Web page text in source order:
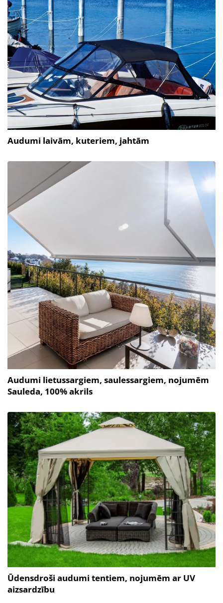
Audumi laivām, kuteriem, jahtām
Audumi lietussargiem, saulessargiem, nojumēm
Sauleda, 100% akrils
Ūdensdroši audumi tentiem, nojumēm ar UV
aizsardzību